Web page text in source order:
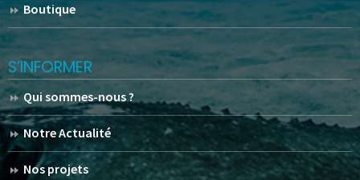
Boutique
S’INFORMER
Qui sommes-nous ?
Notre Actualité
Nos projets